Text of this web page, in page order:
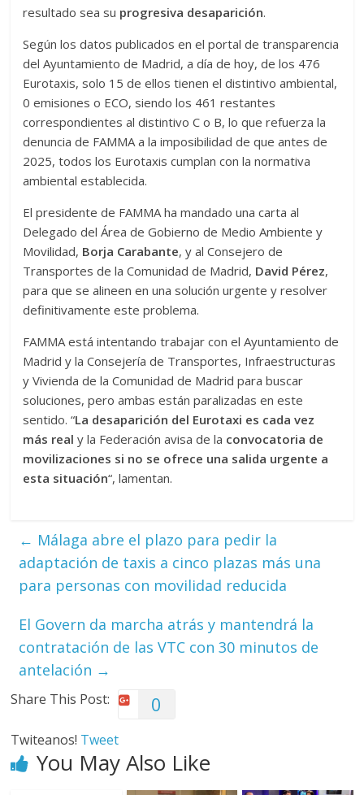
resultado sea su progresiva desaparición.
Según los datos publicados en el portal de transparencia
del Ayuntamiento de Madrid, a día de hoy, de los 476
Eurotaxis, solo 15 de ellos tienen el distintivo ambiental,
0 emisiones o ECO, siendo los 461 restantes
correspondientes al distintivo C o B, lo que refuerza la
denuncia de FAMMA a la imposibilidad de que antes de
2025, todos los Eurotaxis cumplan con la normativa
ambiental establecida.
El presidente de FAMMA ha mandado una carta al
Delegado del Área de Gobierno de Medio Ambiente y
Movilidad, Borja Carabante, y al Consejero de
Transportes de la Comunidad de Madrid, David Pérez,
para que se alineen en una solución urgente y resolver
definitivamente este problema.
FAMMA está intentando trabajar con el Ayuntamiento de
Madrid y la Consejería de Transportes, Infraestructuras
y Vivienda de la Comunidad de Madrid para buscar
soluciones, pero ambas están paralizadas en este
sentido. “La desaparición del Eurotaxi es cada vez
más real y la Federación avisa de la convocatoria de
movilizaciones si no se ofrece una salida urgente a
esta situación“, lamentan.
← Málaga abre el plazo para pedir la
adaptación de taxis a cinco plazas más una
para personas con movilidad reducida
El Govern da marcha atrás y mantendrá la
contratación de las VTC con 30 minutos de
antelación →
Share This Post: 0
Twiteanos! Tweet
You May Also Like